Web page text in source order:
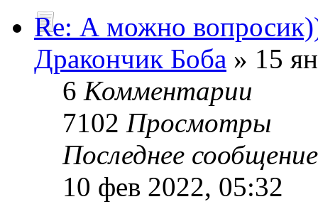
Re: А можно
Дракончик Боба » 15
6 Комментарии
7102 Просмотры
Последнее
10 фев 2022, 05:32